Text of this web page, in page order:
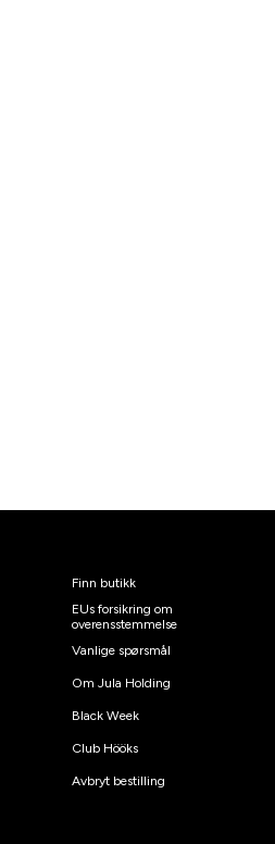
Finn butikk
EUs forsikring om
overensstemmelse
Vanlige spørsmål
Om Jula Holding
Black Week
Club Hööks
Avbryt bestilling